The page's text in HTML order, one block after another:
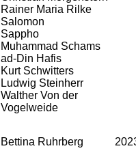
Rainer Maria Rilke
Salomon
Sappho
Muhammad Schams
ad-Din Hafis
Kurt Schwitters
Ludwig Steinherr
Walther Von der
Vogelweide
Bettina Ruhrberg